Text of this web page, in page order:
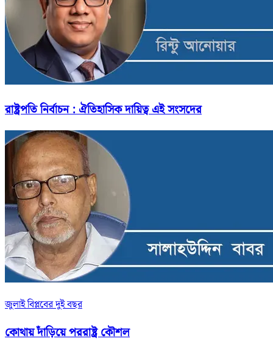
রাষ্ট্রপতি নির্বাচন : ঐতিহাসিক দায়িত্ব এই সংসদের
জুলাই বিপ্লবের দুই বছর
কোথায় দাঁড়িয়ে পররাষ্ট্র কৌশল